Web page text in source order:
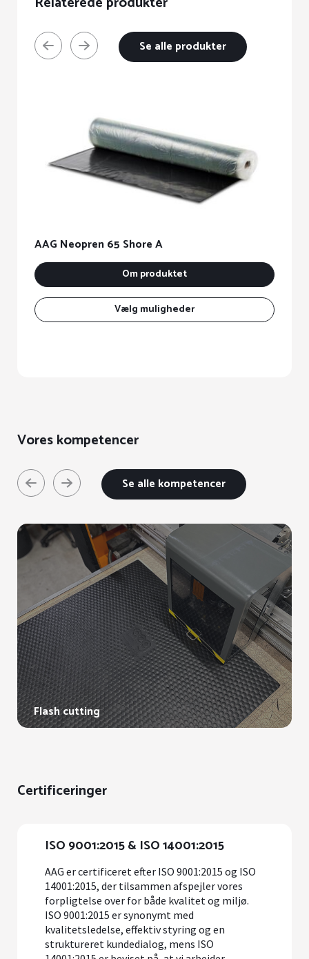
Se alle produkter
AAG Neopren 65 Shore A
Om produktet
Vælg muligheder
Dette
vare
har
flere
varianter.
Vores kompetencer
Se alle kompetencer
Flash cutting
Certificeringer
ISO 9001:2015 & ISO 14001:2015
AAG er certificeret efter ISO 9001:2015 og ISO
14001:2015, der tilsammen afspejler vores
forpligtelse over for både kvalitet og miljø.
ISO 9001:2015 er synonymt med
kvalitetsledelse, effektiv styring og en
struktureret kundedialog, mens ISO